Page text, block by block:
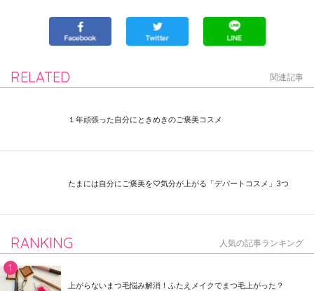
RELATED 関連記事
１年頑張った自分にときめきのご褒美コスメ
たまには自分にご褒美を♡気分が上がる「デパートコスメ」3つ
RANKING 人気の記事ランキング
上がらないまつ毛悩み解消！ふたえメイクでまつ毛上がった？